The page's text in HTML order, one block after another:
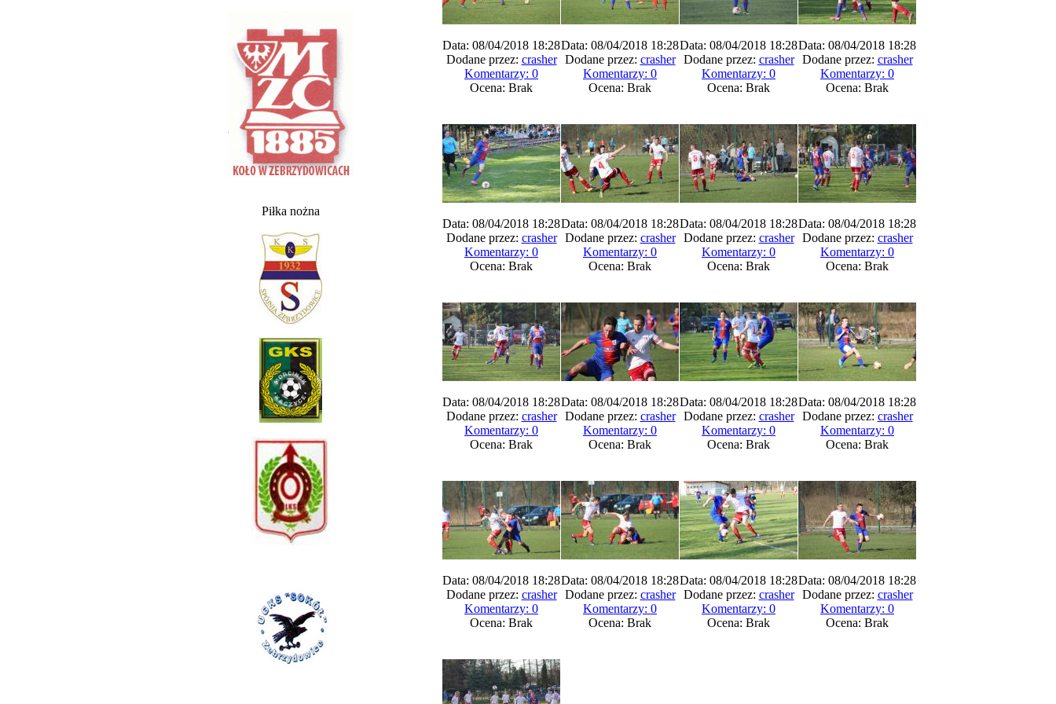
Piłka nożna
Data: 08/04/2018 18:28
Dodane przez: crasher
Komentarzy: 0
Ocena: Brak
Data: 08/04/2018 18:28
Dodane przez: crasher
Komentarzy: 0
Ocena: Brak
Data: 08/04/2018 18:28
Dodane przez: crasher
Komentarzy: 0
Ocena: Brak
Data: 08/04/2018 18:28
Dodane przez: crasher
Komentarzy: 0
Ocena: Brak
Data: 08/04/2018 18:28
Dodane przez: crasher
Komentarzy: 0
Ocena: Brak
Data: 08/04/2018 18:28
Dodane przez: crasher
Komentarzy: 0
Ocena: Brak
Data: 08/04/2018 18:28
Dodane przez: crasher
Komentarzy: 0
Ocena: Brak
Data: 08/04/2018 18:28
Dodane przez: crasher
Komentarzy: 0
Ocena: Brak
Data: 08/04/2018 18:28
Dodane przez: crasher
Komentarzy: 0
Ocena: Brak
Data: 08/04/2018 18:28
Dodane przez: crasher
Komentarzy: 0
Ocena: Brak
Data: 08/04/2018 18:28
Dodane przez: crasher
Komentarzy: 0
Ocena: Brak
Data: 08/04/2018 18:28
Dodane przez: crasher
Komentarzy: 0
Ocena: Brak
Data: 08/04/2018 18:28
Dodane przez: crasher
Komentarzy: 0
Ocena: Brak
Data: 08/04/2018 18:28
Dodane przez: crasher
Komentarzy: 0
Ocena: Brak
Data: 08/04/2018 18:28
Dodane przez: crasher
Komentarzy: 0
Ocena: Brak
Data: 08/04/2018 18:28
Dodane przez: crasher
Komentarzy: 0
Ocena: Brak